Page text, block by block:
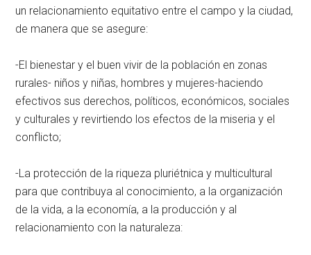
un relacionamiento equitativo entre el campo y la ciudad,
de manera que se asegure:
-El bienestar y el buen vivir de la población en zonas
rurales- niños y niñas, hombres y mujeres-haciendo
efectivos sus derechos, políticos, económicos, sociales
y culturales y revirtiendo los efectos de la miseria y el
conflicto;
-La protección de la riqueza pluriétnica y multicultural
para que contribuya al conocimiento, a la organización
de la vida, a la economía, a la producción y al
relacionamiento con la naturaleza: